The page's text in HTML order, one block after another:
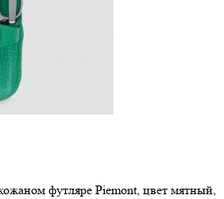
футляре Piemont, цвет мятный,